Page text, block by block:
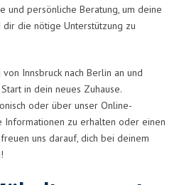
und persönliche Beratung, um deine
die nötige Unterstützung zu
Innsbruck nach Berlin an und
in dein neues Zuhause.
oder über unser Online-
Informationen zu erhalten oder einen
uns darauf, dich bei deinem